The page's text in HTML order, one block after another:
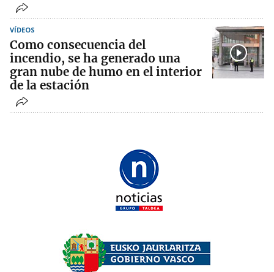
VÍDEOS
Como consecuencia del
incendio, se ha generado una
gran nube de humo en el interior
de la estación